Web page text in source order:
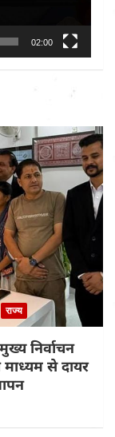
02:00
राज्य
निर्वाचन
से दायर